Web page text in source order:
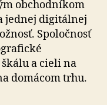
ob­chod­ní­kom
jednej digitálnej
Spoločnosť
a cieli na
domácom trhu.